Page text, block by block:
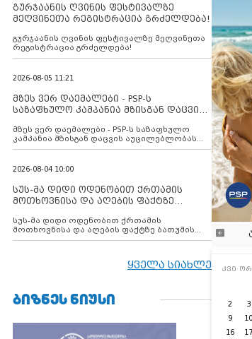
გურჯაანის ღვინის ფესტივალზე
მეღვინეთა რეგისტრაცია გრძელდება!
გურჯაანის ღვინის ფესტივალზე მეღვინეთა
რეგისტრაცია გრძელდება!
2026-08-05 11:21
მზეს ვერ დაემალები - PSP-ს
საზაფხულო კამპანია მზისგან დაცვის
მზეს ვერ დაემალები - PSP-ს საზაფხულო
კამპანია მზისგან დაცვის აუცილებლობას
გვახსენებს
2026-08-04 10:00
სუს-მა დიდი ოდენობით ქრთამის
მოთხოვნისა და აღების ფაქტზე
დააკავა
სუს-მა დიდი ოდენობით ქრთამის
მოთხოვნისა და აღების ფაქტზე ბათუმის
მერიის თანამშრომელი დააკავა
ყველა სიახლე
ᲑᲘᲖᲜᲔᲡ ᲜᲘᲣᲡᲘ
კვი
2
3
9
10
16
17